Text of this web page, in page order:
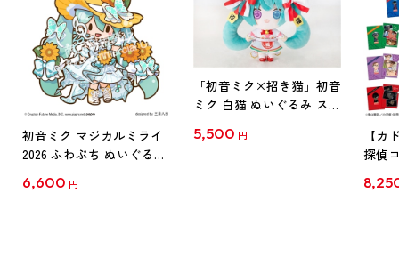
初音ミク マジカルミライ
2026 ふわぷち ぬいぐるみ
6,600 円
「初音ミク×招き猫」初音
ミク 白猫 ぬいぐるみ スタ
5,500 円
【カ
探偵
クリ